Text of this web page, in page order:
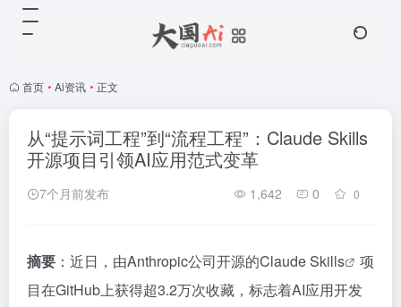
首页 • Ai资讯 • 正文
从“提示词工程”到“流程工程”：Claude Skills
开源项目引领AI应用范式变革
7个月前发布 1,642 0 0
摘要 ：近日，由Anthropic公司开源的Claude Skills
项
目在GitHub上获得超3.2万次收藏，标志着AI应用开发